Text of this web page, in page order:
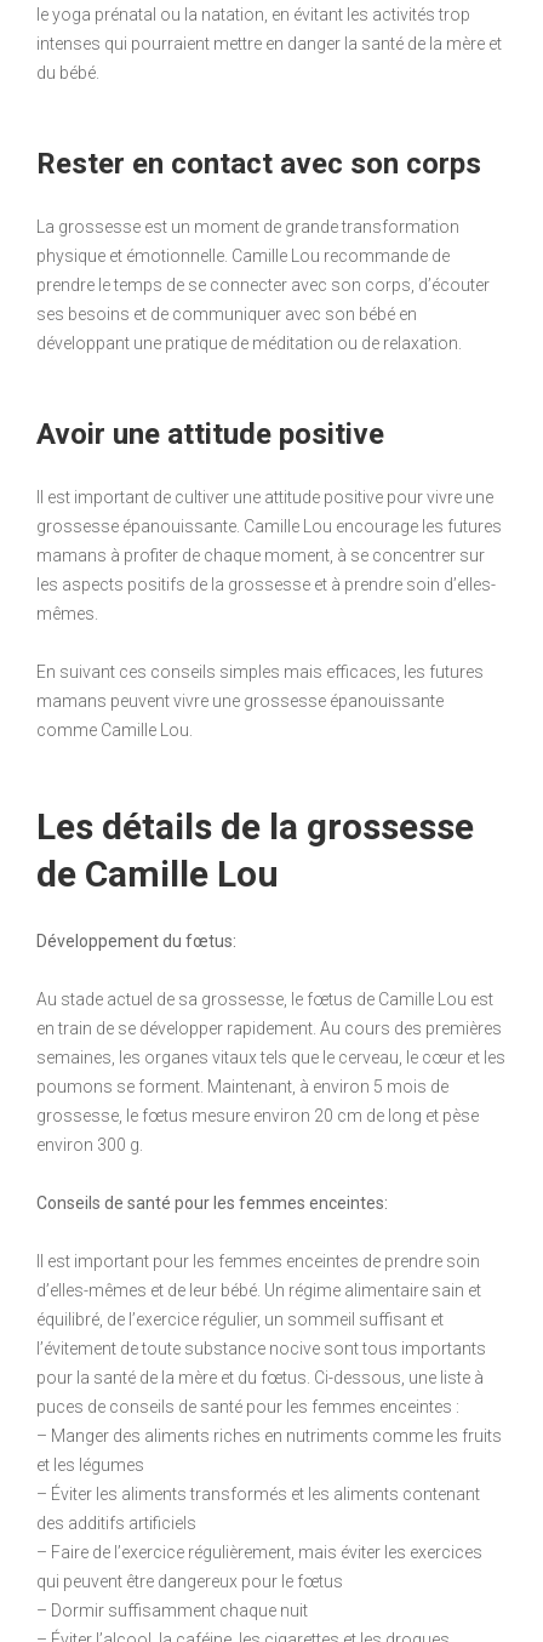
le yoga prénatal ou la natation, en évitant les activités trop
intenses qui pourraient mettre en danger la santé de la mère et
du bébé.
Rester en contact avec son corps
La grossesse est un moment de grande transformation
physique et émotionnelle. Camille Lou recommande de
prendre le temps de se connecter avec son corps, d’écouter
ses besoins et de communiquer avec son bébé en
développant une pratique de méditation ou de relaxation.
Avoir une attitude positive
Il est important de cultiver une attitude positive pour vivre une
grossesse épanouissante. Camille Lou encourage les futures
mamans à profiter de chaque moment, à se concentrer sur
les aspects positifs de la grossesse et à prendre soin d’elles-
mêmes.
En suivant ces conseils simples mais efficaces, les futures
mamans peuvent vivre une grossesse épanouissante
comme Camille Lou.
Les détails de la grossesse
de Camille Lou
Développement du fœtus:
Au stade actuel de sa grossesse, le fœtus de Camille Lou est
en train de se développer rapidement. Au cours des premières
semaines, les organes vitaux tels que le cerveau, le cœur et les
poumons se forment. Maintenant, à environ 5 mois de
grossesse, le fœtus mesure environ 20 cm de long et pèse
environ 300 g.
Conseils de santé pour les femmes enceintes:
Il est important pour les femmes enceintes de prendre soin
d’elles-mêmes et de leur bébé. Un régime alimentaire sain et
équilibré, de l’exercice régulier, un sommeil suffisant et
l’évitement de toute substance nocive sont tous importants
pour la santé de la mère et du fœtus. Ci-dessous, une liste à
puces de conseils de santé pour les femmes enceintes :
– Manger des aliments riches en nutriments comme les fruits
et les légumes
– Éviter les aliments transformés et les aliments contenant
des additifs artificiels
– Faire de l’exercice régulièrement, mais éviter les exercices
qui peuvent être dangereux pour le fœtus
– Dormir suffisamment chaque nuit